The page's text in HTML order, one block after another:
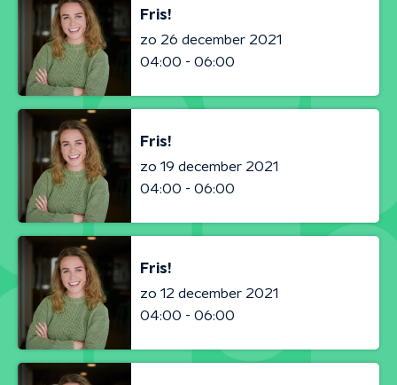
Fris!
zo 26 december 2021
04:00 - 06:00
Fris!
zo 19 december 2021
04:00 - 06:00
Fris!
zo 12 december 2021
04:00 - 06:00